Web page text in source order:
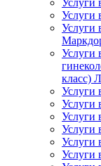
Услуги
Услуги
Услуги
Услуги
класс)
Услуги
Услуги
Услуги
Услуги
Услуги
Услуги